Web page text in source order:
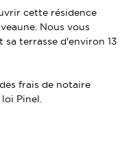
cette résidence
Nous vous
terrasse d'environ 13
frais de notaire
Pinel.